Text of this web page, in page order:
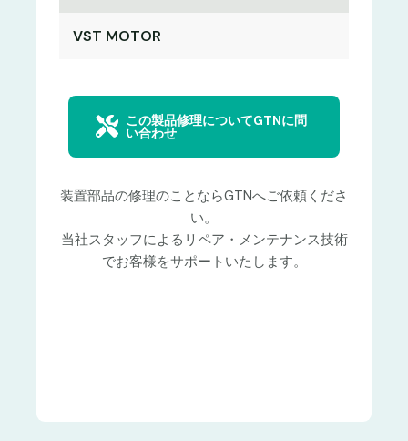
VST MOTOR
この製品修理についてGTNに問
い合わせ
装置部品の修理のことならGTNへご依頼くださ
い。
当社スタッフによるリペア・メンテナンス技術
でお客様をサポートいたします。